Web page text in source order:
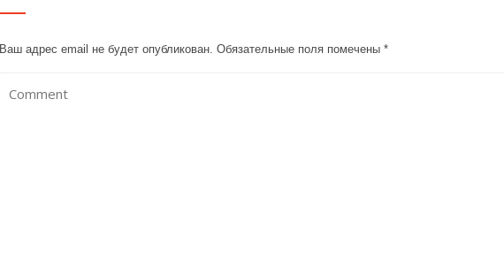
Ваш адрес email не будет опубликован. Обязательные поля помечены *